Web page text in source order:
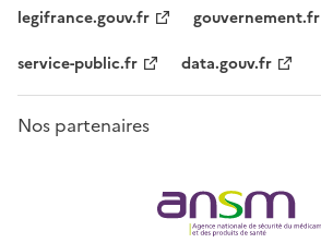
legifrance.gouv.fr
gouvernement.fr
service-public.fr
data.gouv.fr
Nos partenaires